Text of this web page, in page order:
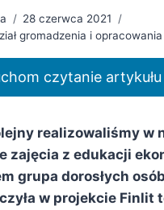
28 czerwca 2021
gromadzenia i
czytanie artykułu
realizowaliśmy w
zajęcia z edukacji
grupa dorosłych osób
w projekcie Finlit